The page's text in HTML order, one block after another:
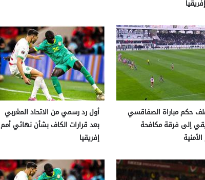
حكم مباراة الصفاقسي
إلى فرقة مكافحة
أول رد رسمي من الاتحاد المغربي
بعد قرارات الكاف بشأن نهائي أمم
إفريقيا